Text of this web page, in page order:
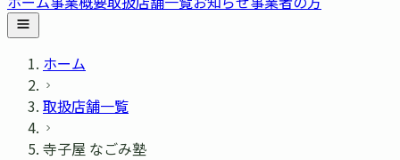
ホーム
取扱店舗一覧
寺子屋 なごみ塾